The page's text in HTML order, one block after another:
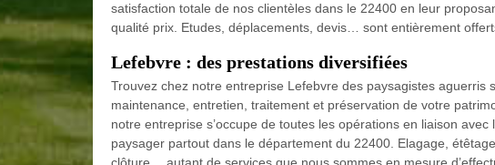
satisfaction totale de nos clientèles dans le 22400 en leur
qualité prix. Etudes, déplacements, devis… sont entièrement
Lefebvre : des prestations diversifiées
Trouvez chez notre entreprise Lefebvre des paysagistes aguerris
maintenance, entretien, traitement et préservation de votre
notre entreprise s’occupe de toutes les opérations en liaison
paysager partout dans le département du 22400. Elagage,